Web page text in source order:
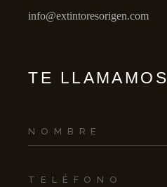
info@extintoresorigen.com
TE LLAMAMOS